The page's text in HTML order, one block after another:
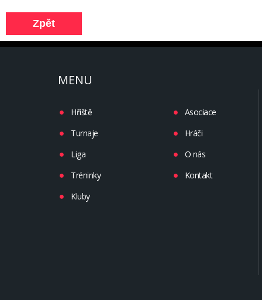
MENU
Hřiště
Turnaje
Liga
Tréninky
Kluby
Asociace
Hráči
O nás
Kontakt